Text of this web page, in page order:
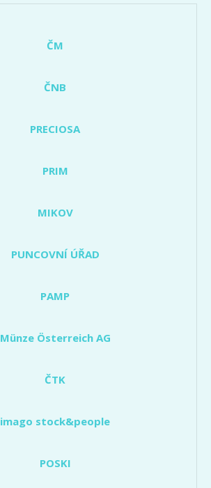
ČM
ČNB
PRECIOSA
PRIM
MIKOV
PUNCOVNÍ ÚŘAD
PAMP
Münze Österreich AG
ČTK
imago stock&people
POSKI